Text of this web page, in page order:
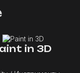
in 3D